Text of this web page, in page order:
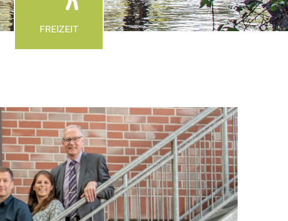
FREIZEIT